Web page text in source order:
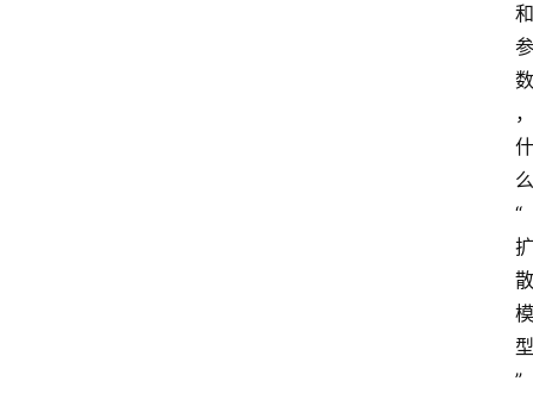
和
参
数
，
什
么
“
扩
散
模
型
”